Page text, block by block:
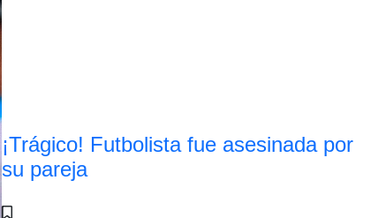
¡Trágico! Futbolista fue asesinada por
su pareja